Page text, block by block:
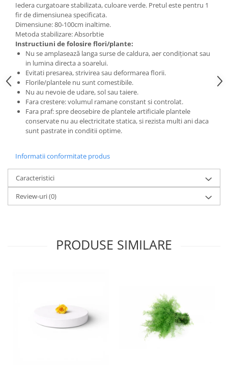
Iedera curgatoare stabilizata, culoare verde. Pretul este pentru 1
fir de dimensiunea specificata.
Dimensiune: 80-100cm inaltime.
Metoda stabilizare: Absorbtie
Instructiuni de folosire flori/plante:
Nu se amplasează langa surse de caldura, aer condiționat sau
in lumina directa a soarelui.
Evitati presarea, strivirea sau deformarea florii.
Florile/plantele nu sunt comestibile.
Nu au nevoie de udare, sol sau taiere.
Fara crestere: volumul ramane constant si controlat.
Fara praf: spre deosebire de plantele artificiale plantele
conservate nu au electricitate statica, si rezista multi ani daca
sunt pastrate in conditii optime.
Informatii conformitate produs
Caracteristici
Review-uri(0)
PRODUSE SIMILARE